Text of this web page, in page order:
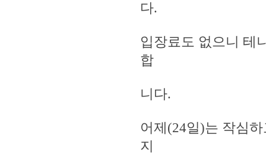
다.
입장료도 없으니 테
합
니다.
어제(24일)는 작심
지